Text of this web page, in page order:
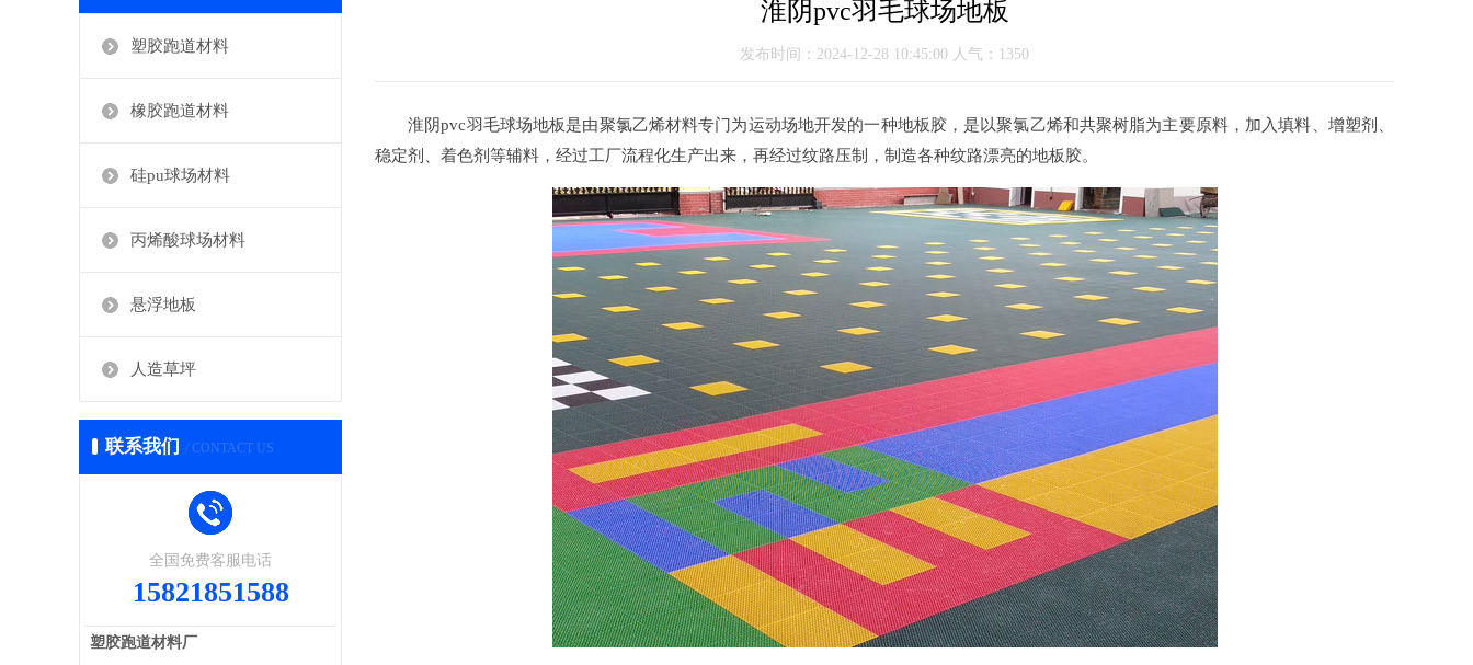
塑胶跑道材料
橡胶跑道材料
硅pu球场材料
丙烯酸球场材料
悬浮地板
人造草坪
联系我们 / CONTACT US
全国免费客服电话
15821851588
塑胶跑道材料厂
淮阴pvc羽毛球场地板
发布时间：2024-12-28 10:45:00 人气：1350
淮阴pvc羽毛球场地板是由聚氯乙烯材料专门为运动场地开发的一种地板胶，是以聚氯乙烯和共聚树脂为主要原料，加入填料、增塑剂、
稳定剂、着色剂等辅料，经过工厂流程化生产出来，再经过纹路压制，制造各种纹路漂亮的地板胶。